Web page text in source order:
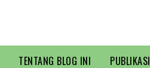
TENTANG BLOG INI PUBLIKASI